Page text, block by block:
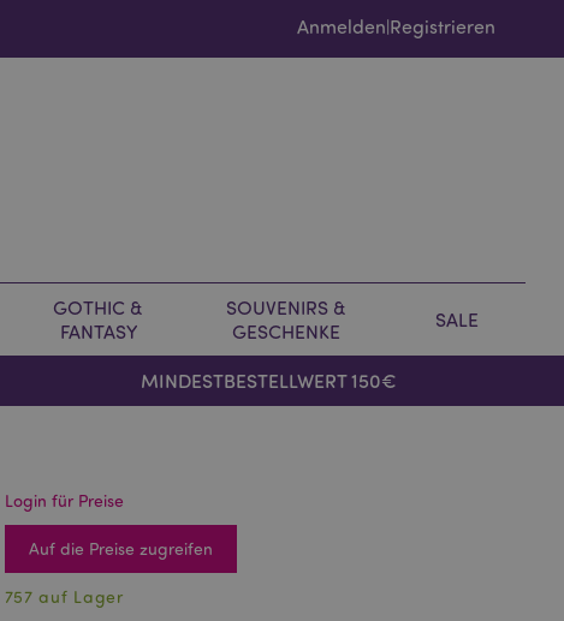
Anmelden|Registrieren
GOTHIC &
FANTASY
SOUVENIRS &
GESCHENKE
SALE
MINDESTBESTELLWERT 150€
Login für Preise
Auf die Preise zugreifen
757 auf Lager